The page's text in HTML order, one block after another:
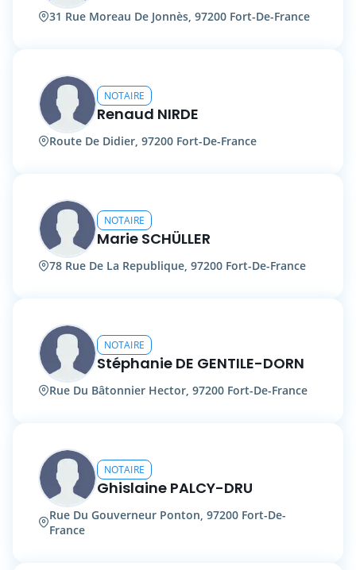
31 Rue Moreau De Jonnès, 97200 Fort-De-France
NOTAIRE
Renaud NIRDE
Route De Didier, 97200 Fort-De-France
NOTAIRE
Marie SCHÜLLER
78 Rue De La Republique, 97200 Fort-De-France
NOTAIRE
Stéphanie DE GENTILE-DORN
Rue Du Bâtonnier Hector, 97200 Fort-De-France
NOTAIRE
Ghislaine PALCY-DRU
Rue Du Gouverneur Ponton, 97200 Fort-De-
France